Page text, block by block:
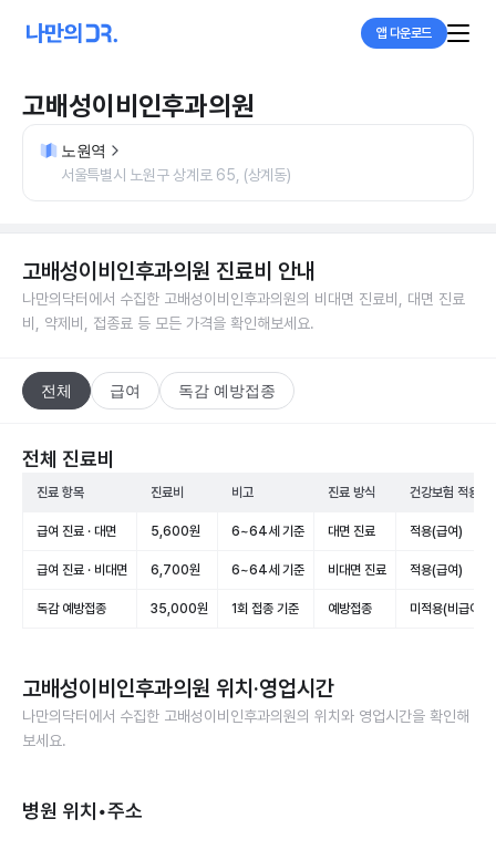
앱 다운로드
고배성이비인후과의원
노원역
서울특별시 노원구 상계로 65, (상계동)
고배성이비인후과의원 진료비 안내
나만의닥터에서 수집한 고배성이비인후과의원의 비대면 진료비, 대면 진료
비, 약제비, 접종료 등 모든 가격을 확인해보세요.
전체 급여 독감 예방접종
전체 진료비
진료 항목 진료비 비고 진료 방식 건강보험 적용
급여 진료 · 대면 5,600원 6~64세 기준 대면 진료 적용(급여)
급여 진료 · 비대면 6,700원 6~64세 기준 비대면 진료 적용(급여)
독감 예방접종 35,000원 1회 접종 기준 예방접종 미적용(비급여)
고배성이비인후과의원 위치·영업시간
나만의닥터에서 수집한 고배성이비인후과의원의 위치와 영업시간을 확인해
보세요.
병원 위치•주소